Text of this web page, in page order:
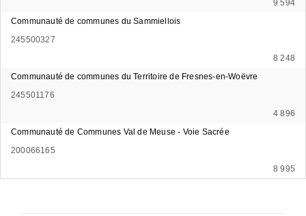
9 594
Communauté de communes du Sammiellois
245500327
8 248
Communauté de communes du Territoire de Fresnes-en-Woëvre
245501176
4 896
Communauté de Communes Val de Meuse - Voie Sacrée
200066165
8 995